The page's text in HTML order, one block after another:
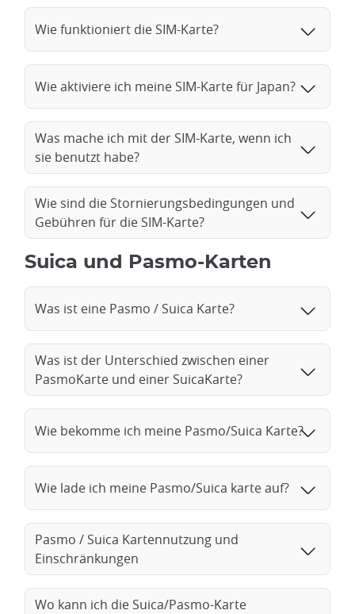
Wie funktioniert die SIM-Karte?
Wie aktiviere ich meine SIM-Karte für Japan?
Was mache ich mit der SIM-Karte, wenn ich
sie benutzt habe?
Wie sind die Stornierungsbedingungen und
Gebühren für die SIM-Karte?
Suica und Pasmo-Karten
Was ist eine Pasmo / Suica Karte?
Was ist der Unterschied zwischen einer
PasmoKarte und einer SuicaKarte?
Wie bekomme ich meine Pasmo/Suica Karte?
Wie lade ich meine Pasmo/Suica karte auf?
Pasmo / Suica Kartennutzung und
Einschränkungen
Wo kann ich die Suica/Pasmo-Karte